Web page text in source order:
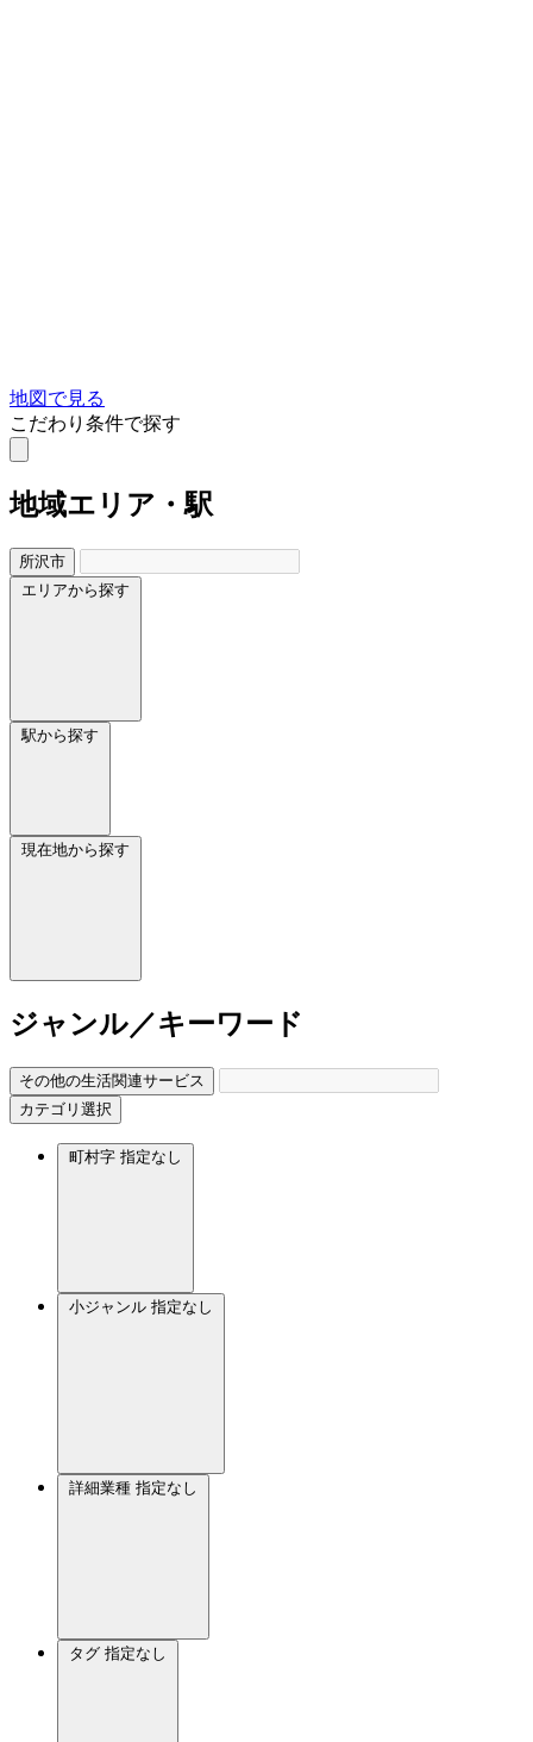
地図で見る
こだわり条件で探す
地域エリア・駅
所沢市
エリアから探す
駅から探す
現在地から探す
ジャンル／キーワード
その他の生活関連サービス
カテゴリ選択
町村字 指定なし
小ジャンル 指定なし
詳細業種 指定なし
タグ 指定なし